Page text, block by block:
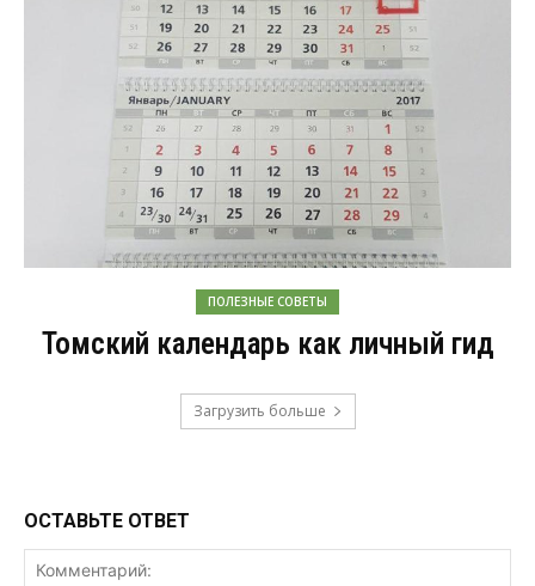
ПОЛЕЗНЫЕ СОВЕТЫ
Томский календарь как личный гид
Загрузить больше
ОСТАВЬТЕ ОТВЕТ